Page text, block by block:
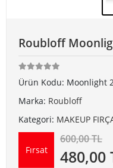
Roubloff
Ürün Kodu: Moonlight
Marka: Roubloff
Kategori: MAKEUP
Fırsat
600,00 TL
480,00